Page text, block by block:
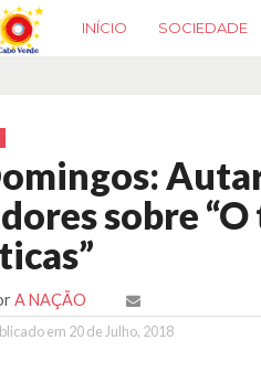
INÍCIO SOCIEDADE
sobre
A NAÇÃO
em 20 de Julho, 2018